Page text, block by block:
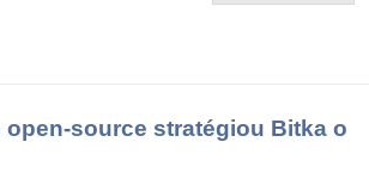
open-source stratégiou Bitka o